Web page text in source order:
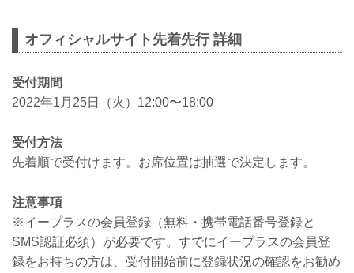
オフィシャルサイト先着先行 詳細
受付期間
2022年1月25日（火）12:00〜18:00
受付方法
先着順で受付けます。お席位置は抽選で決定します。
注意事項
※イープラスの会員登録（無料・携帯電話番号登録と
SMS認証必須）が必要です。すでにイープラスの会員登
録をお持ちの方は、受付開始前に登録状況の確認をお勧め